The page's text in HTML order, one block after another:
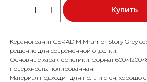
Купить
Керамогранит CERADIM Mramor Story Grey
решение для современной отделки.
Основные характеристики: формат
поверхность: полированная.
Материал подходит для пола и стен, хорошо